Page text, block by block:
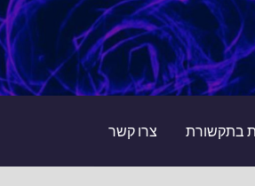
בתקשורת צרו קשר